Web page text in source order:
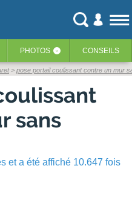
PHOTOS ‹ CONSEILS
pose portail coulissant contre un mur
sans
et a été affiché 10.647 fois